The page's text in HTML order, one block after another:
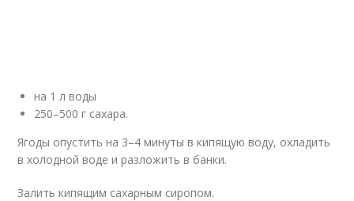
на 1 л воды
250–500 г сахара.
Ягоды опустить на 3–4 минуты в кипящую воду, охладить
в холодной воде и разложить в банки.
Залить кипящим сахарным сиропом.